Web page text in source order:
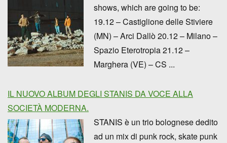
shows, which are going to be:
19.12 – Castiglione delle Stiviere
(MN) – Arci Dallò 20.12 – Milano –
Spazio Eterotropia 21.12 –
Marghera (VE) – CS ...
IL NUOVO ALBUM DEGLI STANIS DA VOCE ALLA
SOCIETÀ MODERNA.
STANIS è un trio bolognese dedito
ad un mix di punk rock, skate punk